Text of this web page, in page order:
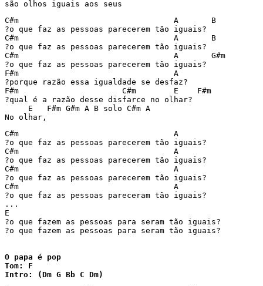
C#m                                 A       B
?o que faz as pessoas parecerem tão iguais?
C#m                                 A       B
?o que faz as pessoas parecerem tão iguais?
C#m                                 A       G#m
?o que faz as pessoas parecerem tão iguais?
F#m                                 A
?porque razão essa igualdade se desfaz?
F#m                      C#m        E    F#m
?qual é a razão desse disfarce no olhar?
     E   F#m G#m A B solo C#m A
No olhar,
C#m                                 A
?o que faz as pessoas parecerem tão iguais?
C#m                                 A
?o que faz as pessoas parecerem tão iguais?
C#m                                 A
?o que faz as pessoas parecerem tão iguais?
C#m                                 A
?o que faz as pessoas pareceram tão iguais?
...
E
?o que fazem as pessoas para seram tão iguais?
?o que fazem as pessoas para seram tão iguais?
O papa é pop
Tom: F